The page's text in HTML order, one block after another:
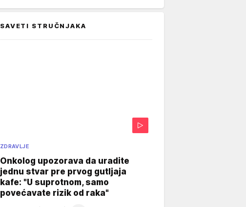
SAVETI STRUČNJAKA
ZDRAVLJE
Onkolog upozorava da uradite
jednu stvar pre prvog gutljaja
kafe: "U suprotnom, samo
povećavate rizik od raka"